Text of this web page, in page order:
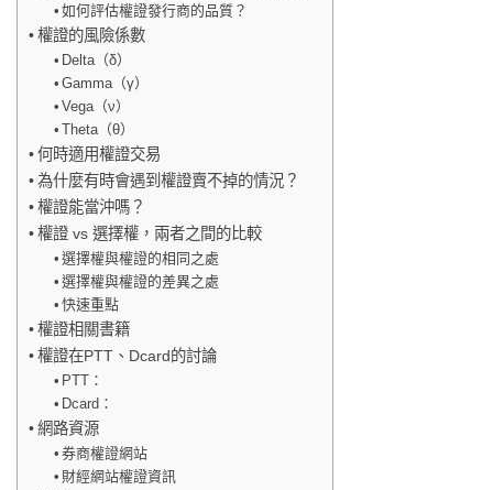
如何評估權證發行商的品質？
權證的風險係數
Delta（δ）
Gamma（γ）
Vega（ν）
Theta（θ）
何時適用權證交易
為什麼有時會遇到權證賣不掉的情況？
權證能當沖嗎？
權證 vs 選擇權，兩者之間的比較
選擇權與權證的相同之處
選擇權與權證的差異之處
快速重點
權證相關書籍
權證在PTT、Dcard的討論
PTT：
Dcard：
網路資源
券商權證網站
財經網站權證資訊